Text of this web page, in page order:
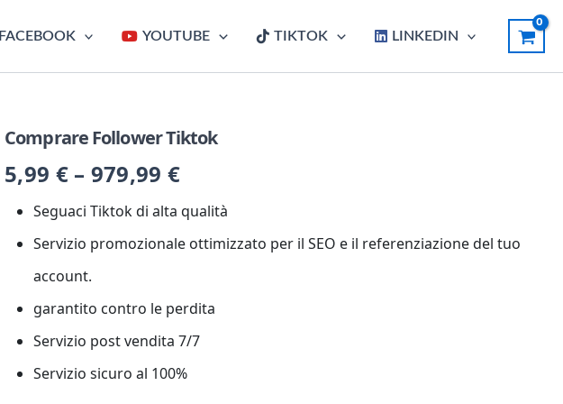
FACEBOOK YOUTUBE TIKTOK LINKEDIN
Comprare Follower Tiktok
5,99 €– 979,99 €
Seguaci Tiktok di alta qualità
Servizio promozionale ottimizzato per il SEO e il referenziazione del tuo
account.
garantito contro le perdita
Servizio post vendita 7/7
Servizio sicuro al 100%
Comprare
Follower
Tiktok
quantità